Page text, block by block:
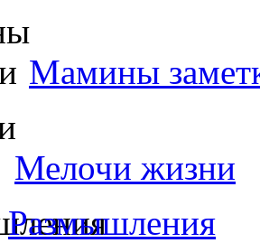
Мамины
Мелочи жизни
Размышления